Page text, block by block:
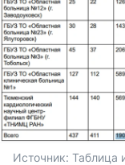
Источник: Таблица